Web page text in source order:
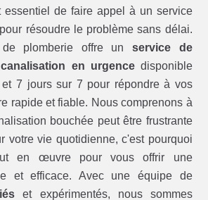
essentiel de faire appel à un service
résoudre le problème sans délai.
de plomberie offre un service de
en urgencedisponible
7 jours sur 7 pour répondre à vos
rapide et fiable. Nous comprenons à
bouchée peut être frustrante
votre vie quotidienne, c'est pourquoi
en œuvre pour vous offrir une
et efficace. Avec une équipe de
et expérimentés, nous sommes